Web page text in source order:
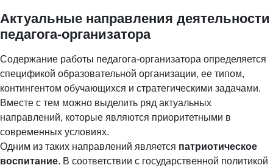
Актуальные направления деятельности
педагога-организатора
Содержание работы педагога-организатора определяется
спецификой образовательной организации, ее типом,
контингентом обучающихся и стратегическими задачами.
Вместе с тем можно выделить ряд актуальных
направлений, которые являются приоритетными в
современных условиях.
Одним из таких направлений является патриотическое
воспитание. В соответствии с государственной политикой